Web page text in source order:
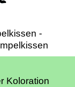
-
Koloration